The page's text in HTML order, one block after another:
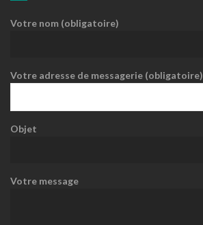
Votre nom (obligatoire)
Votre adresse de messagerie (obligatoire)
Objet
Votre message